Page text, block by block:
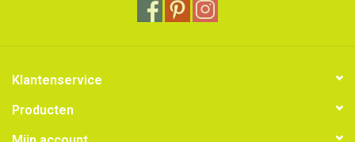
Klantenservice
Producten